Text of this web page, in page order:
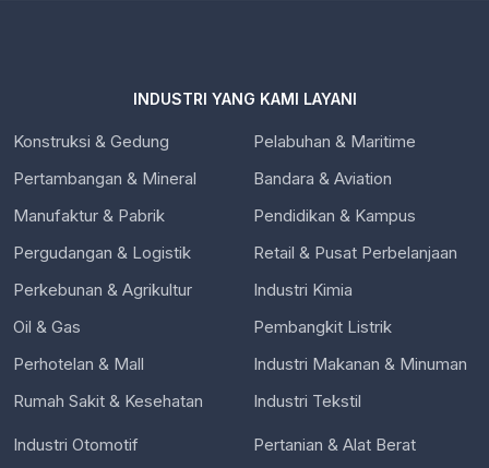
INDUSTRI YANG KAMI LAYANI
Konstruksi & Gedung
Pertambangan & Mineral
Manufaktur & Pabrik
Pergudangan & Logistik
Perkebunan & Agrikultur
Oil & Gas
Perhotelan & Mall
Rumah Sakit & Kesehatan
Pelabuhan & Maritime
Bandara & Aviation
Pendidikan & Kampus
Retail & Pusat Perbelanjaan
Industri Kimia
Pembangkit Listrik
Industri Makanan & Minuman
Industri Tekstil
Industri Otomotif
Pertanian & Alat Berat